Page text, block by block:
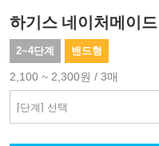
하기스 네이처메이드
2~4단계 밴드형
2,100 ~ 2,300원 / 3매